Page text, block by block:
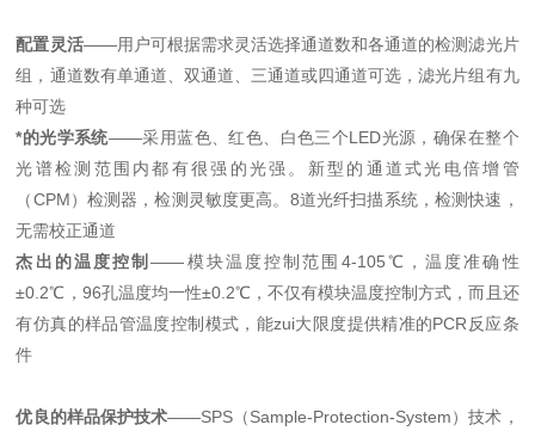
配置灵活——用户可根据需求灵活选择通道数和各通道的检测滤光片
组，通道数有单通道、双通道、三通道或四通道可选，滤光片组有九
种可选
*的光学系统——采用蓝色、红色、白色三个LED光源，确保在整个
光谱检测范围内都有很强的光强。新型的通道式光电倍增管
（CPM）检测器，检测灵敏度更高。8道光纤扫描系统，检测快速，
无需校正通道
杰出的温度控制——模块温度控制范围4-105℃，温度准确性
±0.2℃，96孔温度均一性±0.2℃，不仅有模块温度控制方式，而且还
有仿真的样品管温度控制模式，能zui大限度提供精准的PCR反应条
件
优良的样品保护技术——SPS（Sample-Protection-System）技术，